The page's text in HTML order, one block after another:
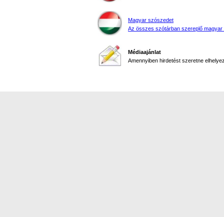
Magyar szószedet
Az összes szótárban szereplő magyar
Médiaajánlat
Amennyiben hirdetést szeretne